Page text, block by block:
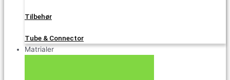
Tilbehør
Tube & Connector
Matrialer